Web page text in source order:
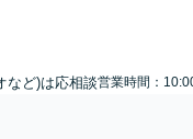
など)は応相談営業時間：